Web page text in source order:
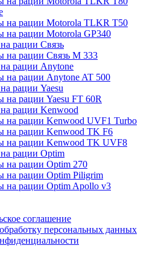
на рации Motorola TLKR T50
на рации Motorola GP340
рации Связь
на рации Связь М 333
рации Anytone
на рации Anytone AT 500
рации Yaesu
на рации Yaesu FT 60R
рации Kenwood
на рации Kenwood UVF1 Turbo
на рации Kenwood TK F6
на рации Kenwood TK UVF8
рации Optim
на рации Optim 270
на рации Optim Piligrim
на рации Optim Apollo v3
соглашение
персональных данных